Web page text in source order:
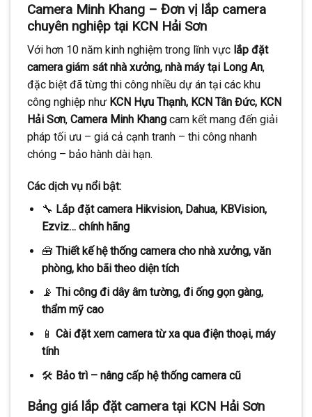
Camera Minh Khang – Đơn vị lắp camera
chuyên nghiệp tại KCN Hải Sơn
Với hơn 10 năm kinh nghiệm trong lĩnh vực lắp đặt
camera giám sát nhà xưởng, nhà máy tại Long An,
đặc biệt đã từng thi công nhiều dự án tại các khu
công nghiệp như KCN Hựu Thạnh, KCN Tân Đức, KCN
Hải Sơn, Camera Minh Khang cam kết mang đến giải
pháp tối ưu – giá cả cạnh tranh – thi công nhanh
chóng – bảo hành dài hạn.
Các dịch vụ nổi bật:
🔧 Lắp đặt camera Hikvision, Dahua, KBVision,
Ezviz… chính hãng
🧰 Thiết kế hệ thống camera cho nhà xưởng, văn
phòng, kho bãi theo diện tích
📡 Thi công đi dây âm tường, đi ống gọn gàng,
thẩm mỹ cao
📱 Cài đặt xem camera từ xa qua điện thoại, máy
tính
🛠️ Bảo trì – nâng cấp hệ thống camera cũ
Bảng giá lắp đặt camera tại KCN Hải Sơn